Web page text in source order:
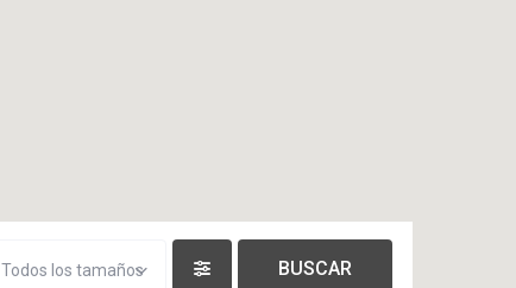
Todos los tamaños